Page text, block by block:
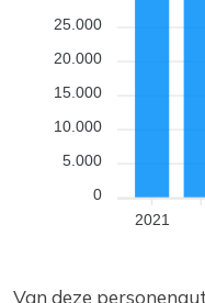
25.000
20.000
15.000
10.000
5.000
0
2021
Van deze